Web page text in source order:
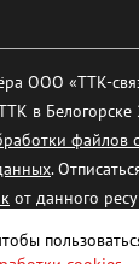
ООО «ТТК-
в Белогорске
файлов
.
от данного